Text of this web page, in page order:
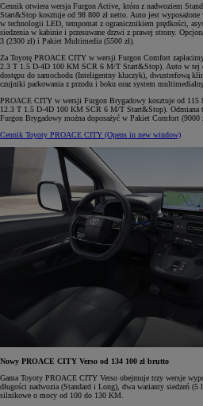
Cennik otwiera wersja Furgon Active, która z nadwoziem
Start&Stop kosztuje od 98 800 zł netto. Auto jest wyposażone
w technologii LED, tempomat z ogranicznikiem prędkości,
siedzenia w kabinie i przesuwane drzwi z prawej strony.
3 (2300 zł) i Pakiet Multimedia (5500 zł).
Za Toyotę PROACE CITY w wersji Furgon Comfort
2.3 T 1.5 D-4D 100 KM SCR 6 M/T Start&Stop). Auto w tej
dostępu do samochodu (Inteligentny kluczyk), dwustrefową
czujniki parkowania z przodu i boku oraz system
PROACE CITY w wersji Furgon Brygadowy kosztuje od 115
12.3 T 1.5 D-4D 100 KM SCR 6 M/T Start&Stop). Odmiana
Furgon Brygadowy można doposażyć w Pakiet Comfort (9000
Cennik Toyoty PROACE CITY (Opens in new window)
Nowy PROACE CITY Verso od 134 100 zł brutto
Gama Toyoty PROACE CITY Verso obejmuje trzy wersje
długości nadwozia (Standard i Long), dwa warianty siedzeń
silnikowe o mocy od 100 do 130 KM.